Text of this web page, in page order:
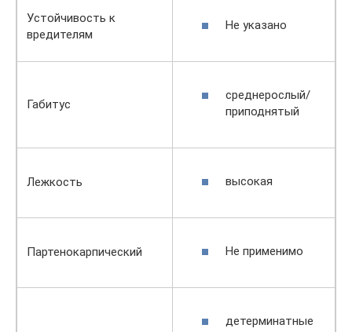
Устойчивость к
вредителям
Не указано
Габитус
среднерослый/
приподнятый
Лежкость высокая
Партенокарпический Не применимо
детерминатные